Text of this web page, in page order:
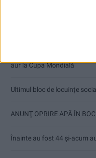
aur la Cupa Mondială
Ultimul bloc de locuințe
ANUNŢ OPRIRE APĂ ÎN
Înainte au fost 44 și-acum